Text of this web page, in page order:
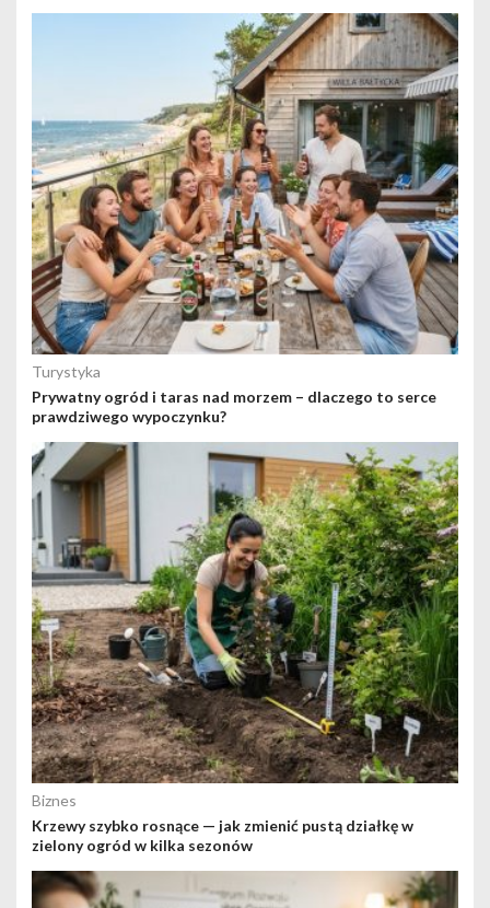
Turystyka
Prywatny ogród i taras nad morzem – dlaczego to serce
prawdziwego wypoczynku?
Biznes
Krzewy szybko rosnące — jak zmienić pustą działkę w
zielony ogród w kilka sezonów